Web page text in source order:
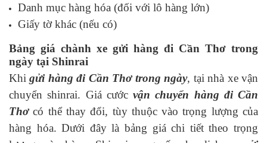
Danh mục hàng hóa (đối với lô hàng lớn)
Giấy tờ khác (nếu có)
Bảng giá chành xe gửi hàng đi Cần Thơ trong
ngày tại Shinrai
Khigửi hàng đi Cần Thơ trong ngày, tại nhà xe vận
chuyển shinrai. Giá cước vận chuyển hàng đi Cần
Thơcó thể thay đổi, tùy thuộc vào trọng lượng của
hàng hóa. Dưới đây là bảng giá chi tiết theo trọng